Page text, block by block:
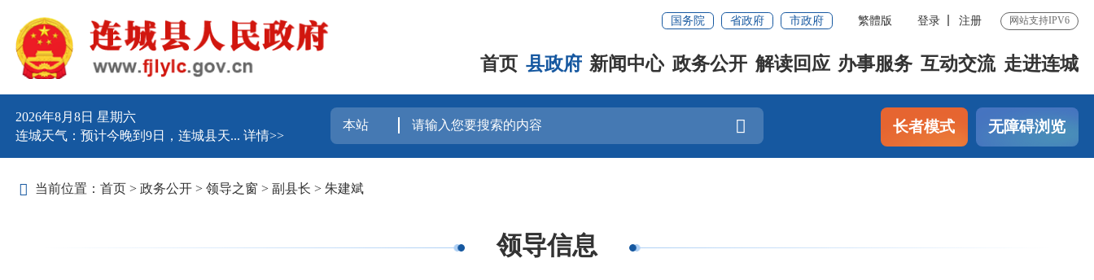
国务院 省政府 市政府 繁體版 登录 注册 网站支持IPV6
首页 县政府 新闻中心 政务公开 解读回应 办事服务 互动交流 走进连城
2026年8月8日 星期六
连城天气：预计今晚到9日，连城县天...详情>>
长者模式 无障碍浏览
当前位置： 首页 > 政务公开 > 领导之窗 > 副县长 > 朱建斌
领导信息